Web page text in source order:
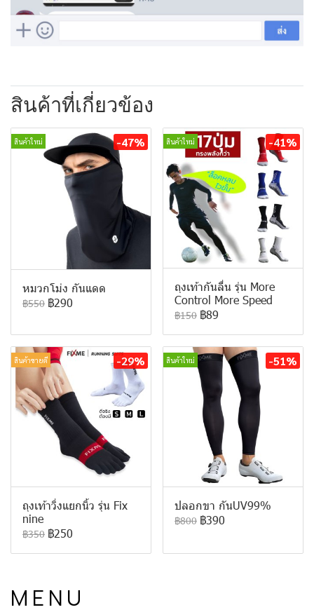
สินค้าที่เกี่ยวข้อง
สินค้าใหม่ -47%
หมวกโม่ง กันแดด
฿550 ฿290
สินค้าใหม่ -41%
ถุงเท้ากันลื่น รุ่น More
Control More Speed
฿150 ฿89
สินค้าขายดี -29%
ถุงเท้าวิ่งแยกนิ้ว รุ่น Fix
nine
฿350 ฿250
สินค้าใหม่ -51%
ปลอกขา กันUV99%
฿800 ฿390
M E N U